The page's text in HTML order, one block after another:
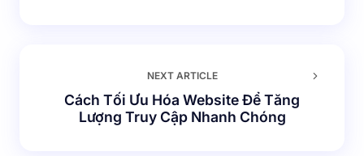
NEXT ARTICLE
Cách Tối Ưu Hóa Website Để Tăng
Lượng Truy Cập Nhanh Chóng